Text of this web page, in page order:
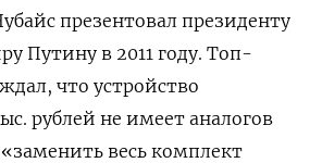
презентовал президенту
Путину в 2011 году. Топ-
что устройство
рублей не имеет аналогов
весь комплект